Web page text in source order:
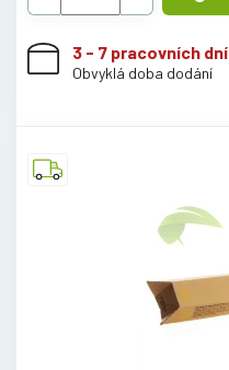
3 - 7 pracovních dní
Obvyklá doba dodání